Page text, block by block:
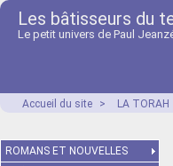
Les bâtisseurs du
Le petit univers de Paul
Accueil du site > LA TORAH
ROMANS ET NOUVELLES